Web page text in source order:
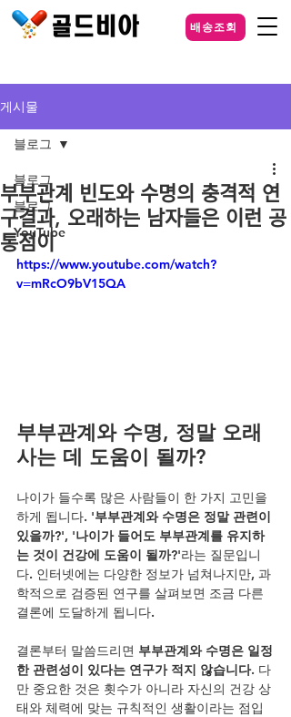
배송조회
게시물
블로그
블로그
YouTube
블로그
부부관계 빈도와 수명의 충격적 연
구결과, 오래하는 남자들은 이런 공
통점이
https://www.youtube.com/watch?
v=mRcO9bV15QA
부부관계와 수명, 정말 오래
사는 데 도움이 될까?
나이가 들수록 많은 사람들이 한 가지 고민을
하게 됩니다. '부부관계와 수명은 정말 관련이
있을까?', '나이가 들어도 부부관계를 유지하
는 것이 건강에 도움이 될까?'라는 질문입니
다. 인터넷에는 다양한 정보가 넘쳐나지만, 과
학적으로 검증된 연구를 살펴보면 조금 다른
결론에 도달하게 됩니다.
결론부터 말씀드리면 부부관계와 수명은 일정
한 관련성이 있다는 연구가 적지 않습니다. 다
만 중요한 것은 횟수가 아니라 자신의 건강 상
태와 체력에 맞는 규칙적인 생활이라는 점입